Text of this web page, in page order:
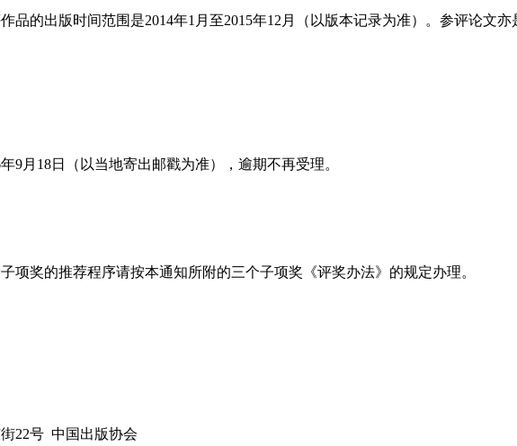
品的出版时间范围是2014年1月至2015年12月（以版本记录为准）。参评论文
9月18日（以当地寄出邮戳为准），逾期不再受理。
项奖的推荐程序请按本通知所附的三个子项奖《评奖办法》的规定办理。
22号 中国出版协会